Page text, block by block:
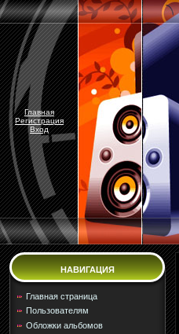
Главная
Регистрация
Вход
НАВИГАЦИЯ
Главная страница
Пользователям
Обложки альбомов